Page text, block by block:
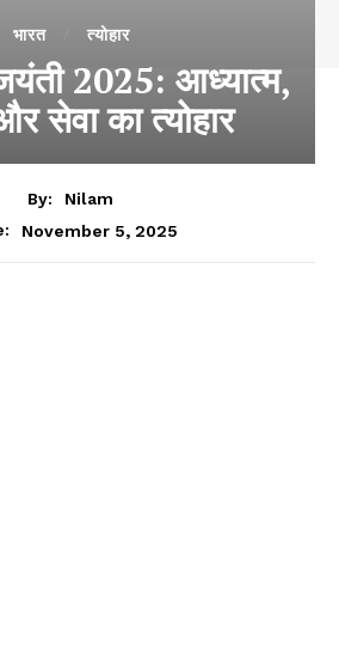
भारत त्योहार
2025: आध्यात्म,
सेवा का त्योहार
By:
Nilam
November 5, 2025